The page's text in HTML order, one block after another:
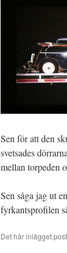
Sen för att den
svetsades
mellan torpeden
Sen såga jag ut
fyrkantsprofilen
Det här inlägget